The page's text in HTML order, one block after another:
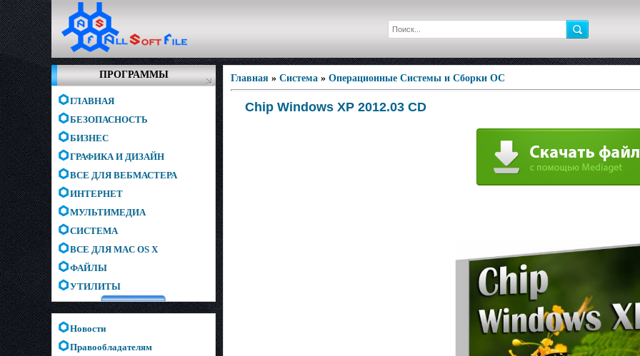
ПРОГРАММЫ
ГЛАВНАЯ
БЕЗОПАСНОСТЬ
БИЗНЕС
ГРАФИКА И ДИЗАЙН
ВСЕ ДЛЯ ВЕБМАСТЕРА
ИНТЕРНЕТ
МУЛЬТИМЕДИА
СИСТЕМА
ВСЕ ДЛЯ MAC OS X
ФАЙЛЫ
УТИЛИТЫ
Новости
Правообладателям
Главная » Система » Операционные Системы и Сборки ОС
Chip Windows XP 2012.03 CD